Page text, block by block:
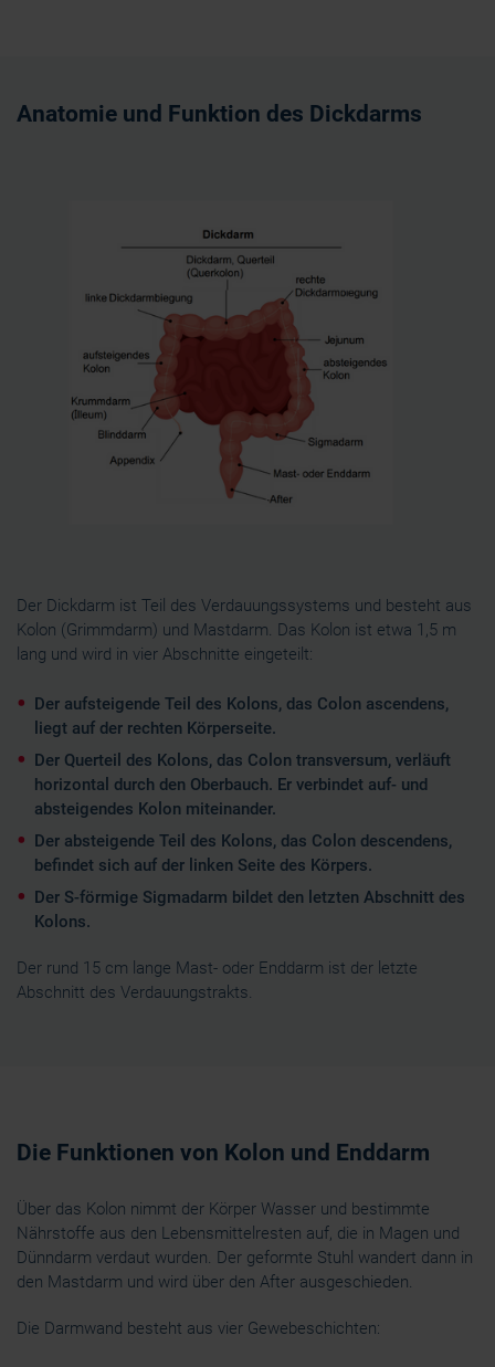
Anatomie und Funktion des Dickdarms
Der Dickdarm ist Teil des Verdauungssystems und besteht aus
Kolon (Grimmdarm) und Mastdarm. Das Kolon ist etwa 1,5 m
lang und wird in vier Abschnitte eingeteilt:
Der aufsteigende Teil des Kolons, das Colon ascendens,
liegt auf der rechten Körperseite.
Der Querteil des Kolons, das Colon transversum, verläuft
horizontal durch den Oberbauch. Er verbindet auf- und
absteigendes Kolon miteinander.
Der absteigende Teil des Kolons, das Colon descendens,
befindet sich auf der linken Seite des Körpers.
Der S-förmige Sigmadarm bildet den letzten Abschnitt des
Kolons.
Der rund 15 cm lange Mast- oder Enddarm ist der letzte
Abschnitt des Verdauungstrakts.
Die Funktionen von Kolon und Enddarm
Über das Kolon nimmt der Körper Wasser und bestimmte
Nährstoffe aus den Lebensmittelresten auf, die in Magen und
Dünndarm verdaut wurden. Der geformte Stuhl wandert dann in
den Mastdarm und wird über den After ausgeschieden.
Die Darmwand besteht aus vier Gewebeschichten: